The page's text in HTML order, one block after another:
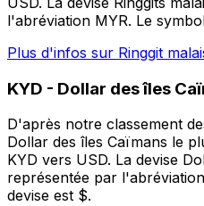
l'abréviation MYR. Le
Plus d'infos sur Ringgit
KYD - Dollar des îles
D'après notre classement
Dollar des îles Caïmans le
KYD vers USD. La devise
représentée par
devise est $.